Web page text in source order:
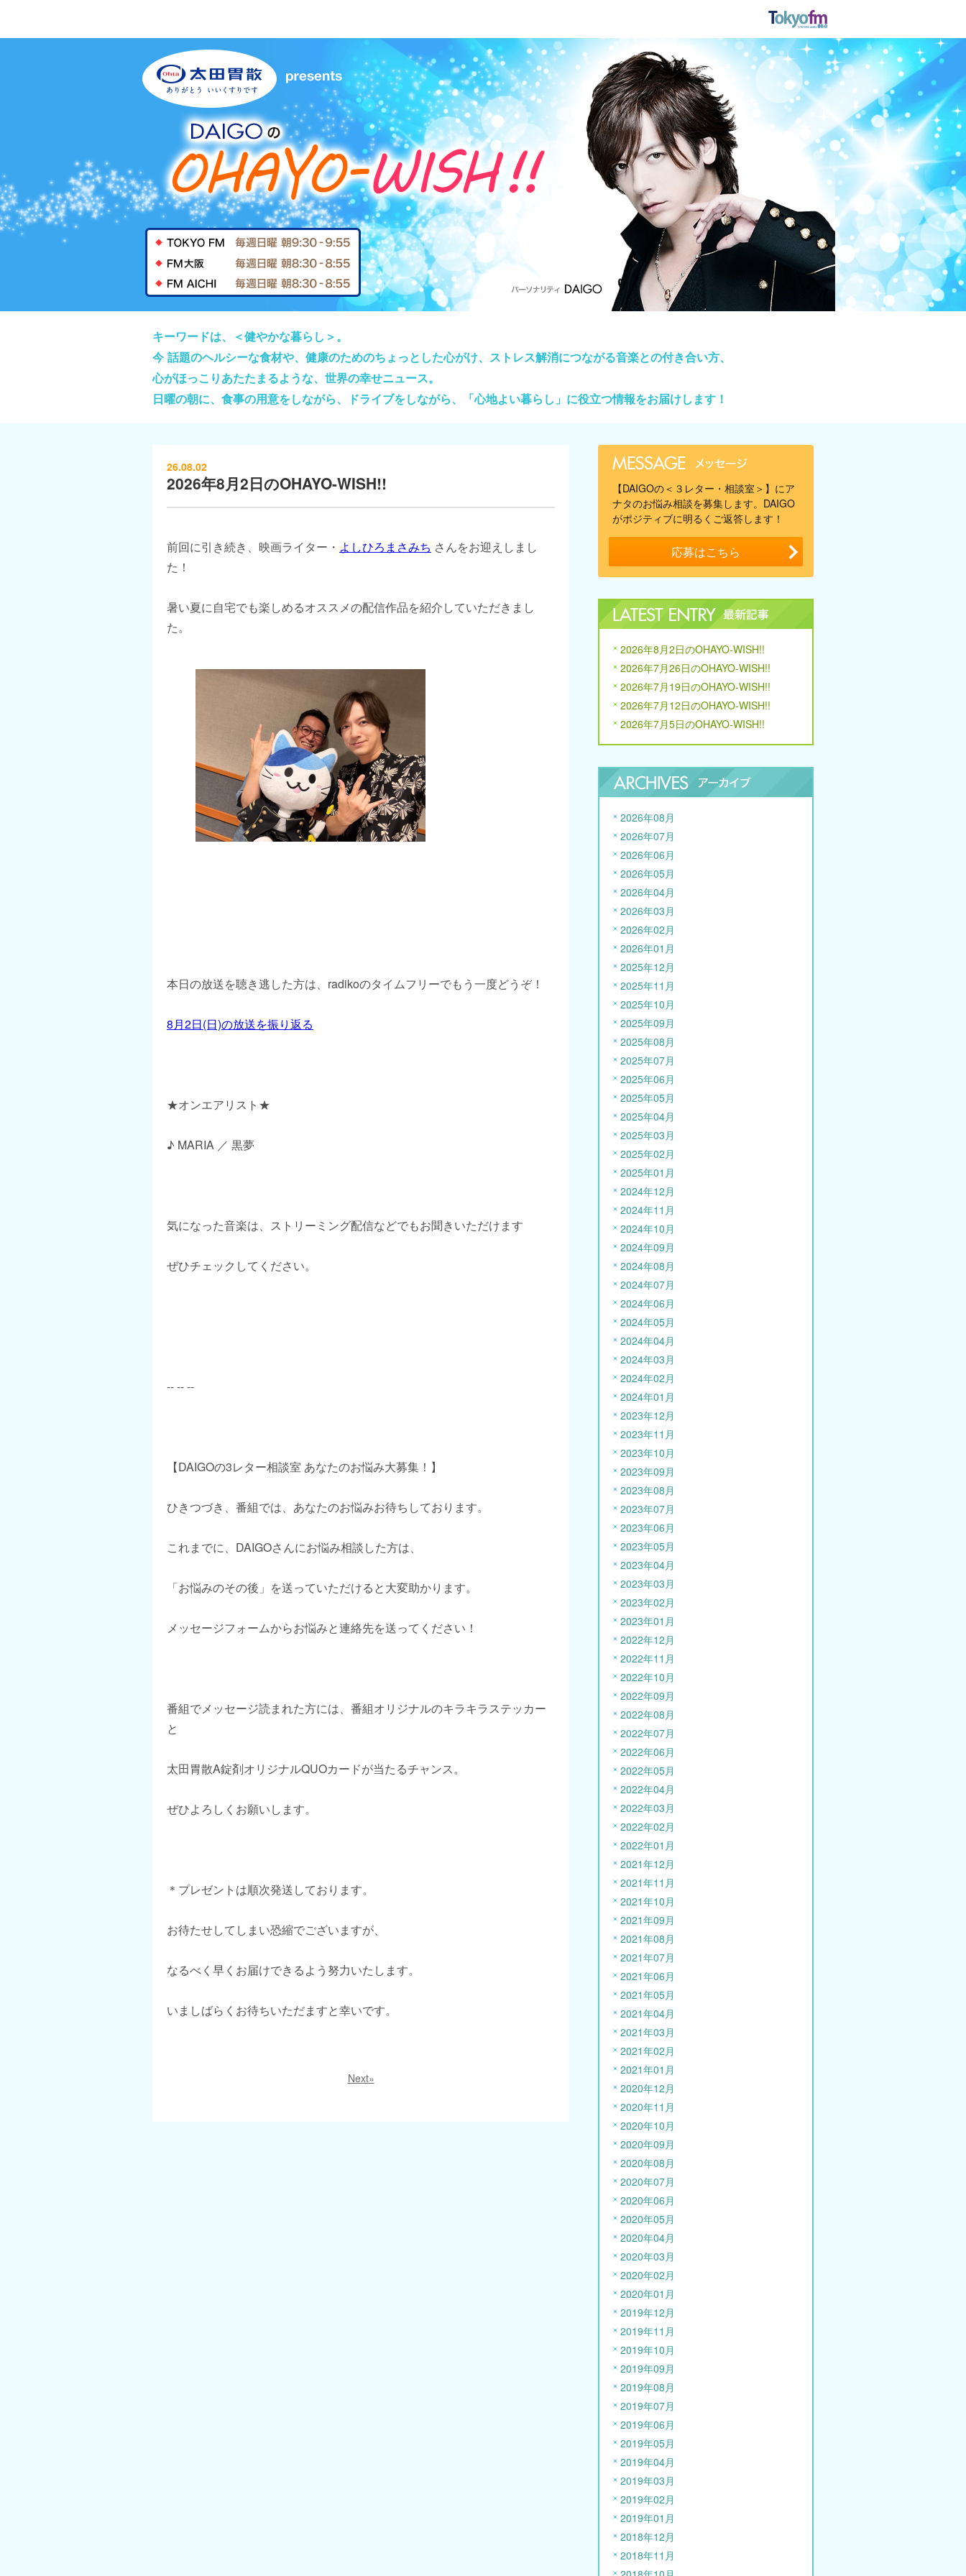
キーワードは、＜健やかな暮らし＞。
今 話題のヘルシーな食材や、健康のためのちょっとした心がけ、ストレス解消につながる音楽との付き合い方、
心がほっこりあたたまるような、世界の幸せニュース。
日曜の朝に、食事の用意をしながら、ドライブをしながら、「心地よい暮らし」に役立つ情報をお届けします！
26.08.02
2026年8月2日のOHAYO-WISH!!
前回に引き続き、映画ライター・ よしひろまさみち さんをお迎えしまし
た！
暑い夏に自宅でも楽しめるオススメの配信作品を紹介していただきまし
た。
本日の放送を聴き逃した方は、radikoのタイムフリーでもう一度どうぞ！
8月2日(日)の放送を振り返る
★オンエアリスト★
♪ MARIA ／ 黒夢
気になった音楽は、ストリーミング配信などでもお聞きいただけます
ぜひチェックしてください。
-- -- --
【DAIGOの3レター相談室 あなたのお悩み大募集！】
ひきつづき、番組では、あなたのお悩みお待ちしております。
これまでに、DAIGOさんにお悩み相談した方は、
「お悩みのその後」を送っていただけると大変助かります。
メッセージフォームからお悩みと連絡先を送ってください！
番組でメッセージ読まれた方には、番組オリジナルのキラキラステッカー
と
太田胃散A錠剤オリジナルQUOカードが当たるチャンス。
ぜひよろしくお願いします。
＊プレゼントは順次発送しております。
お待たせしてしまい恐縮でございますが、
なるべく早くお届けできるよう努力いたします。
いましばらくお待ちいただますと幸いです。
Next»
【DAIGOの＜３レター・相談室＞】にア
ナタのお悩み相談を募集します。DAIGO
がポジティブに明るくご返答します！
応募はこちら
2026年8月2日のOHAYO-WISH!!
2026年7月26日のOHAYO-WISH!!
2026年7月19日のOHAYO-WISH!!
2026年7月12日のOHAYO-WISH!!
2026年7月5日のOHAYO-WISH!!
2026年08月
2026年07月
2026年06月
2026年05月
2026年04月
2026年03月
2026年02月
2026年01月
2025年12月
2025年11月
2025年10月
2025年09月
2025年08月
2025年07月
2025年06月
2025年05月
2025年04月
2025年03月
2025年02月
2025年01月
2024年12月
2024年11月
2024年10月
2024年09月
2024年08月
2024年07月
2024年06月
2024年05月
2024年04月
2024年03月
2024年02月
2024年01月
2023年12月
2023年11月
2023年10月
2023年09月
2023年08月
2023年07月
2023年06月
2023年05月
2023年04月
2023年03月
2023年02月
2023年01月
2022年12月
2022年11月
2022年10月
2022年09月
2022年08月
2022年07月
2022年06月
2022年05月
2022年04月
2022年03月
2022年02月
2022年01月
2021年12月
2021年11月
2021年10月
2021年09月
2021年08月
2021年07月
2021年06月
2021年05月
2021年04月
2021年03月
2021年02月
2021年01月
2020年12月
2020年11月
2020年10月
2020年09月
2020年08月
2020年07月
2020年06月
2020年05月
2020年04月
2020年03月
2020年02月
2020年01月
2019年12月
2019年11月
2019年10月
2019年09月
2019年08月
2019年07月
2019年06月
2019年05月
2019年04月
2019年03月
2019年02月
2019年01月
2018年12月
2018年11月